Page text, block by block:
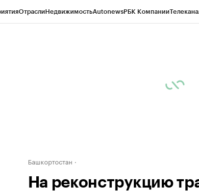
ОтраслиНедвижимостьAutonewsРБК Компании
Башкортостан
На реконструкцию